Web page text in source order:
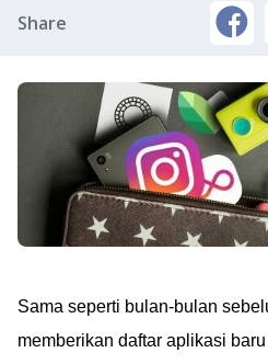
Share
Sama seperti bulan-bulan
memberikan daftar aplikasi